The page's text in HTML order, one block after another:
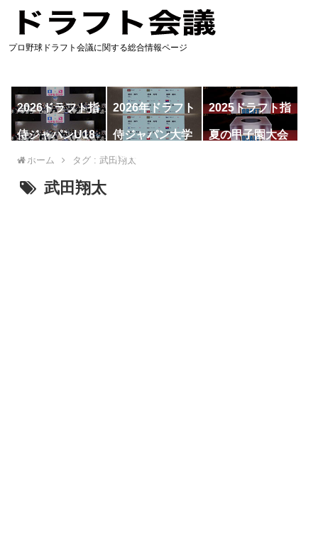
プロ野球ドラフト会議に関する総合情報ページ
2026ドラフト指
名予想
2026年ドラフト
候補
2025ドラフト指
名一覧
侍ジャパンU18
代表
侍ジャパン大学
代表
夏の甲子園大会
ホーム タグ : 武田翔太
武田翔太